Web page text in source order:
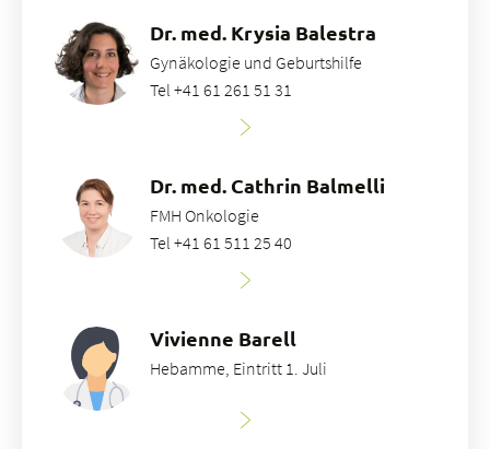
Dr. med. Krysia Balestra
Gynäkologie und Geburtshilfe
Tel +41 61 261 51 31
Dr. med. Cathrin Balmelli
FMH Onkologie
Tel +41 61 511 25 40
Vivienne Barell
Hebamme, Eintritt 1. Juli